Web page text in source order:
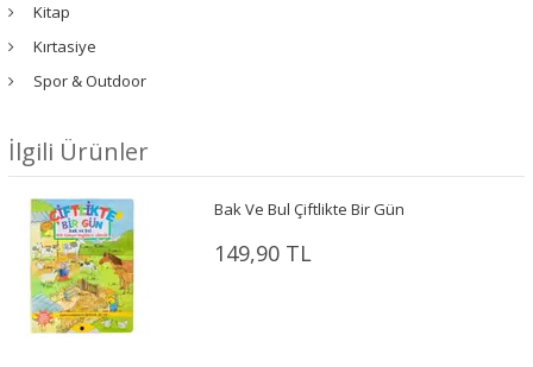
Kitap
Kırtasiye
Spor & Outdoor
İlgili Ürünler
Bak Ve Bul Çiftlikte Bir Gün
149,90 TL